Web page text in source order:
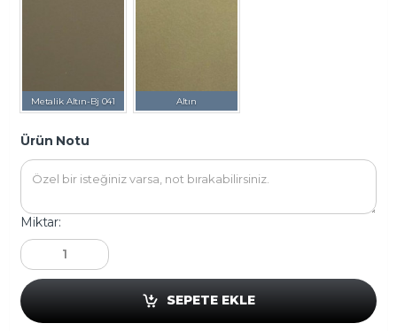
Metalik Altın-Bj 041 Altın
Ürün Notu
Miktar:
SEPETE EKLE